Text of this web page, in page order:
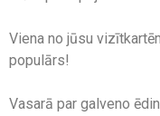
Viena no jūsu
populārs!
Vasarā par galveno